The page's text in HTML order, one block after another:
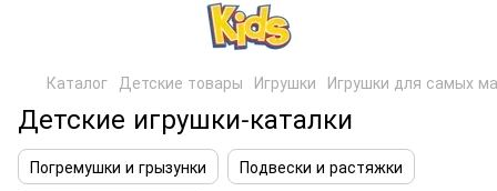
Каталог Детские товары Игрушки Игрушки для самых
Детские игрушки-каталки
Погремушки и грызунки
Подвески и растяжки